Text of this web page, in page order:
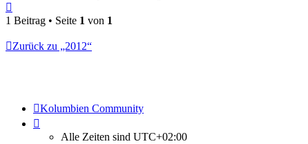
oben
1 Beitrag • Seite 1 von 1
Zurück zu „2012“
Kolumbien Community
Alle Zeiten sind UTC+02:00